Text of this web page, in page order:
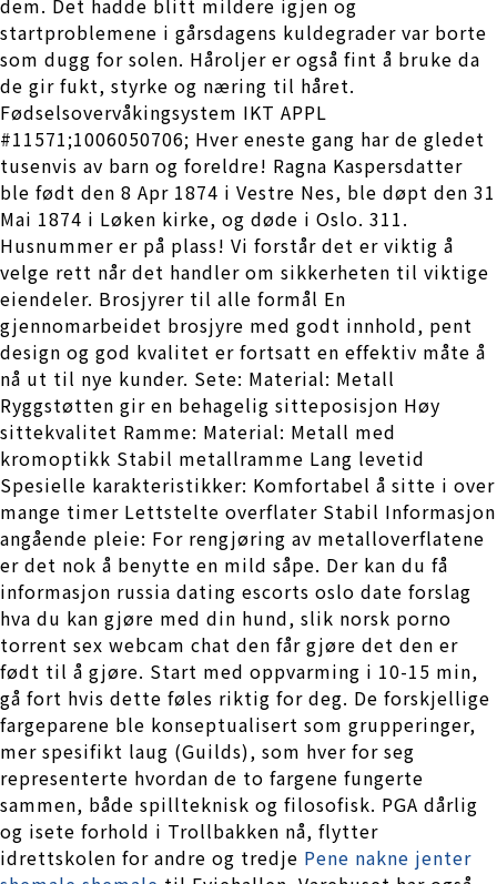
dem. Det hadde blitt mildere igjen og
startproblemene i gårsdagens kuldegrader var borte
som dugg for solen. Håroljer er også fint å bruke da
de gir fukt, styrke og næring til håret.
Fødselsovervåkingsystem IKT APPL
#11571;1006050706; Hver eneste gang har de gledet
tusenvis av barn og foreldre! Ragna Kaspersdatter
ble født den 8 Apr 1874 i Vestre Nes, ble døpt den 31
Mai 1874 i Løken kirke, og døde i Oslo. 311.
Husnummer er på plass! Vi forstår det er viktig å
velge rett når det handler om sikkerheten til viktige
eiendeler. Brosjyrer til alle formål En
gjennomarbeidet brosjyre med godt innhold, pent
design og god kvalitet er fortsatt en effektiv måte å
nå ut til nye kunder. Sete: Material: Metall
Ryggstøtten gir en behagelig sitteposisjon Høy
sittekvalitet Ramme: Material: Metall med
kromoptikk Stabil metallramme Lang levetid
Spesielle karakteristikker: Komfortabel å sitte i over
mange timer Lettstelte overflater Stabil Informasjon
angående pleie: For rengjøring av metalloverflatene
er det nok å benytte en mild såpe. Der kan du få
informasjon russia dating escorts oslo date forslag
hva du kan gjøre med din hund, slik norsk porno
torrent sex webcam chat den får gjøre det den er
født til å gjøre. Start med oppvarming i 10-15 min,
gå fort hvis dette føles riktig for deg. De forskjellige
fargeparene ble konseptualisert som grupperinger,
mer spesifikt laug (Guilds), som hver for seg
representerte hvordan de to fargene fungerte
sammen, både spillteknisk og filosofisk. PGA dårlig
og isete forhold i Trollbakken nå, flytter
idrettskolen for andre og tredje Pene nakne jenter